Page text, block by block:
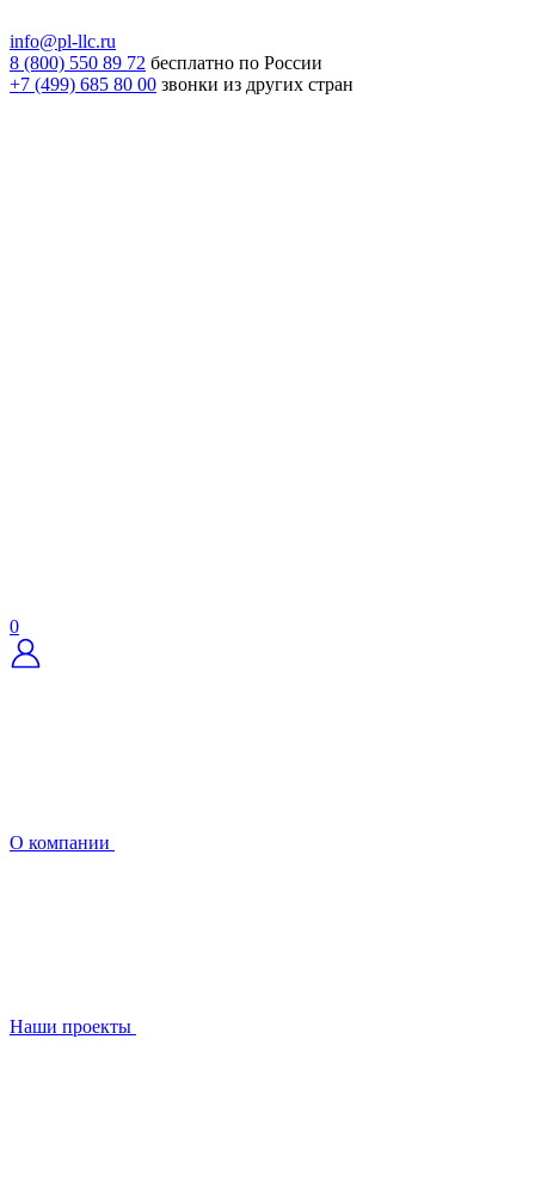
info@pl-llc.ru
8 (800) 550 89 72 бесплатно по России
+7 (499) 685 80 00 звонки из других стран
0
О компании
Наши проекты